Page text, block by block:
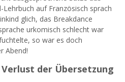
auf Französisch sprach
glich, das Breakdance
urkomisch schlecht war
so war es doch
Abend!
der Übersetzung